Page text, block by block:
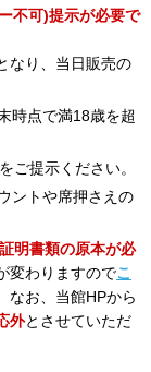
不可)提示が必要で
なり、当日販売の
時点で満18歳を超
ご提示ください。
ントや席押さえの
明書類の原本が必
変わりますのでこ
なお、当館HPから
外とさせていただ